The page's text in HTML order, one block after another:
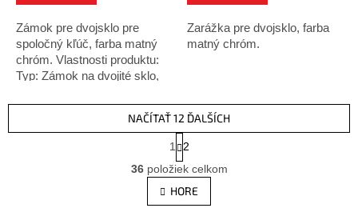
Zámok pre dvojsklo pre
spoločný kľúč, farba matný
chróm. Vlastnosti produktu:
Typ: Zámok na dvojité sklo,
Hliník, odolný a ľahký
Zarážka pre dvojsklo, farba
matný chróm.
O
v
l
á
NAČÍTAŤ 12 ĎALŠÍCH
S
t
r
á
n
k
1
2
36položiek celkom
HORE